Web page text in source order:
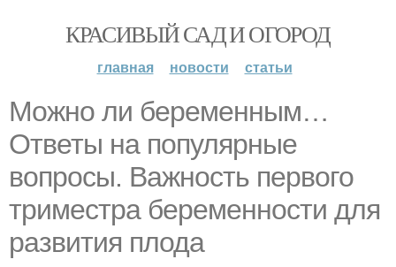
КРАСИВЫЙ САД И ОГОРОД
главная новости статьи
Можно ли беременным…
Ответы на популярные
вопросы. Важность первого
триместра беременности для
развития плода